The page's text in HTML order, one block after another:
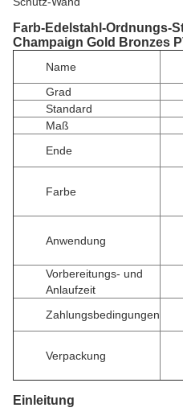
Farb-Edelstahl-Ordnungs-
Champaign Gold Bronzes
Name
Grad
Standard
Maß
Ende
Farbe
Anwendung
Vorbereitungs- und
Anlaufzeit
Zahlungsbedingungen
Verpackung
Einleitung